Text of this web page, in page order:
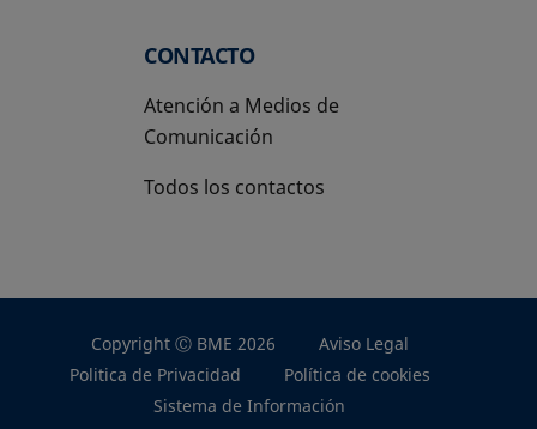
CONTACTO
Atención a Medios de
Comunicación
Todos los contactos
Copyright Ⓒ BME 2026
Aviso Legal
Politica de Privacidad
Política de cookies
Sistema de Información